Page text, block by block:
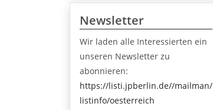
Newsletter
Wir laden alle Interessierten ein
unseren Newsletter zu
abonnieren:
https://listi.jpberlin.de//mailman/
listinfo/oesterreich